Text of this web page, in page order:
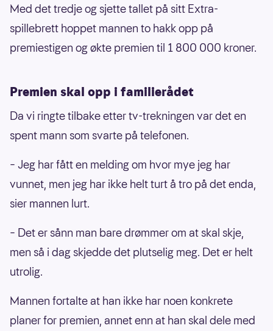
Med det tredje og sjette tallet på sitt Extra-
spillebrett hoppet mannen to hakk opp på
premiestigen og økte premien til 1 800 000 kroner.
Premien skal opp i familierådet
Da vi ringte tilbake etter tv-trekningen var det en
spent mann som svarte på telefonen.
– Jeg har fått en melding om hvor mye jeg har
vunnet, men jeg har ikke helt turt å tro på det enda,
sier mannen lurt.
– Det er sånn man bare drømmer om at skal skje,
men så i dag skjedde det plutselig meg. Det er helt
utrolig.
Mannen fortalte at han ikke har noen konkrete
planer for premien, annet enn at han skal dele med